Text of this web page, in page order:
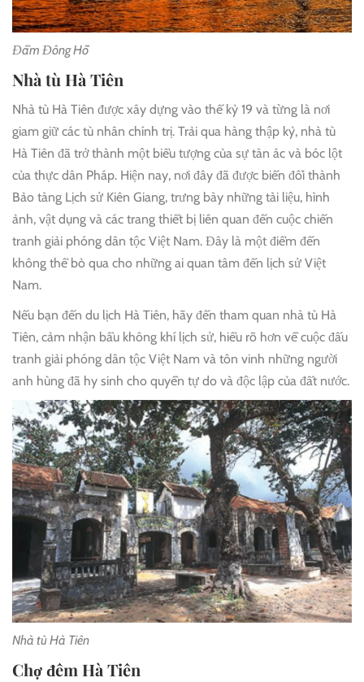
Đầm Đông Hồ
Nhà tù Hà Tiên
Nhà tù Hà Tiên được xây dựng vào thế kỷ 19 và từng là nơi
giam giữ các tù nhân chính trị. Trải qua hàng thập kỷ, nhà tù
Hà Tiên đã trở thành một biểu tượng của sự tàn ác và bóc lột
của thực dân Pháp. Hiện nay, nơi đây đã được biến đổi thành
Bảo tàng Lịch sử Kiên Giang, trưng bày những tài liệu, hình
ảnh, vật dụng và các trang thiết bị liên quan đến cuộc chiến
tranh giải phóng dân tộc Việt Nam. Đây là một điểm đến
không thể bỏ qua cho những ai quan tâm đến lịch sử Việt
Nam.
Nếu bạn đến du lịch Hà Tiên, hãy đến tham quan nhà tù Hà
Tiên, cảm nhận bầu không khí lịch sử, hiểu rõ hơn về cuộc đấu
tranh giải phóng dân tộc Việt Nam và tôn vinh những người
anh hùng đã hy sinh cho quyền tự do và độc lập của đất nước.
Nhà tù Hà Tiên
Chợ đêm Hà Tiên